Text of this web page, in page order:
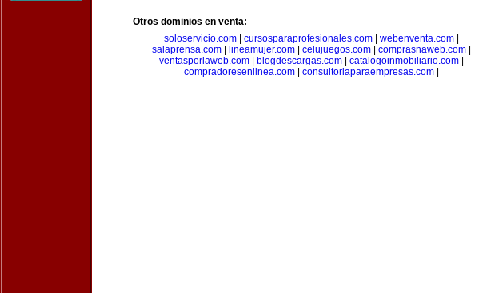
Otros dominios en venta:
soloservicio.com| cursosparaprofesionales.com| webenventa.com|
salaprensa.com| lineamujer.com| celujuegos.com| comprasnaweb.com|
ventasporlaweb.com| blogdescargas.com| catalogoinmobiliario.com|
compradoresenlinea.com| consultoriaparaempresas.com|